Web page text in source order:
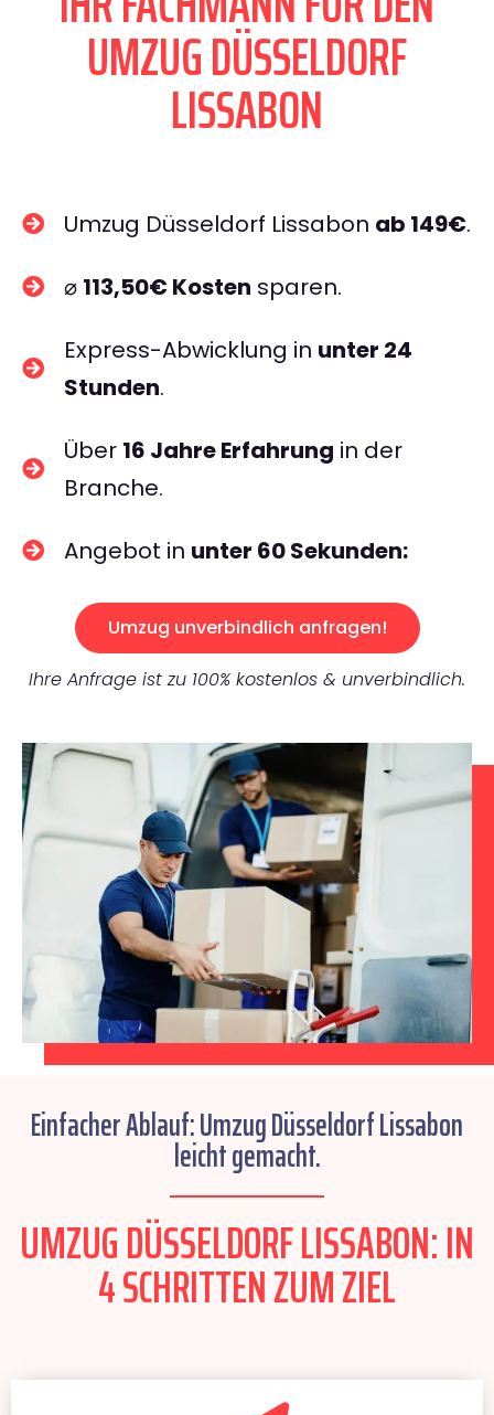
UMZUG DÜSSELDORF
LISSABON
Umzug Düsseldorf Lissabon ab 149€.
⌀ 113,50€ Kosten sparen.
Express-Abwicklung in unter 24
Stunden.
Über 16 Jahre Erfahrung in der
Branche.
Angebot in unter 60 Sekunden:
Umzug unverbindlich anfragen!
Ihre Anfrage ist zu 100% kostenlos & unverbindlich.
Einfacher Ablauf: Umzug Düsseldorf Lissabon
leicht gemacht.
UMZUG DÜSSELDORF LISSABON: IN
4 SCHRITTEN ZUM ZIEL